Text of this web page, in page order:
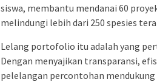
siswa, membantu mendanai 60
melindungi lebih dari 250 spesies
Lelang portofolio itu adalah yang
Dengan menyajikan transparansi,
pelelangan percontohan